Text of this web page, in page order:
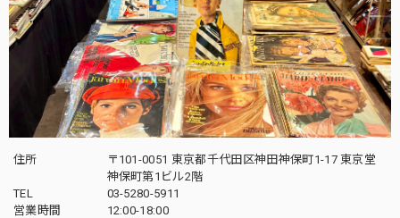
住所
〒101-0051 東京都千代田区神田神保町1-17 東京堂
神保町第1ビル2階
TEL
03-5280-5911
営業時間
12:00-18:00